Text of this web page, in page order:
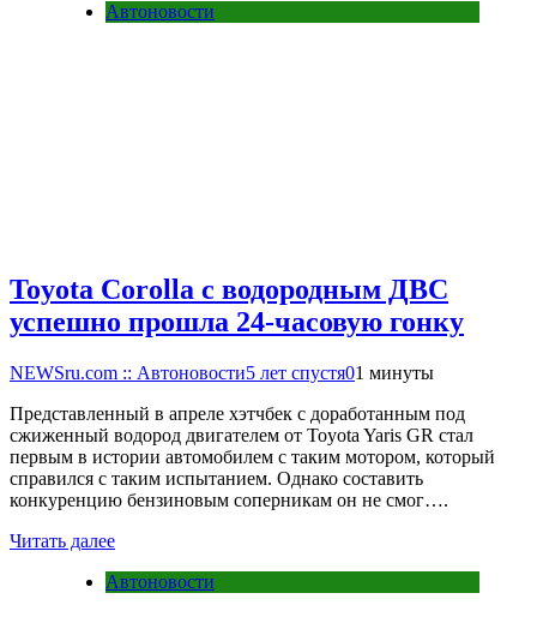
Автоновости
Toyota Corolla с водородным ДВС
успешно прошла 24-часовую гонку
NEWSru.com :: Автоновости5 лет спустя01 минуты
Представленный в апреле хэтчбек с доработанным под
сжиженный водород двигателем от Toyota Yaris GR стал
первым в истории автомобилем с таким мотором, который
справился с таким испытанием. Однако составить
конкуренцию бензиновым соперникам он не смог….
Читать далее
Автоновости